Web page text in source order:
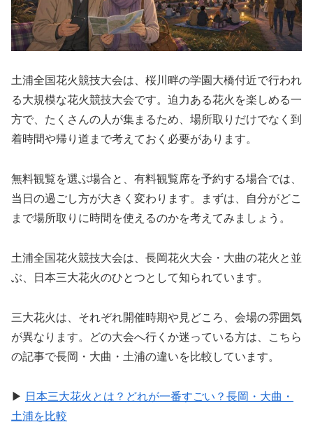
土浦全国花火競技大会は、桜川畔の学園大橋付近で行われ
る大規模な花火競技大会です。迫力ある花火を楽しめる一
方で、たくさんの人が集まるため、場所取りだけでなく到
着時間や帰り道まで考えておく必要があります。
無料観覧を選ぶ場合と、有料観覧席を予約する場合では、
当日の過ごし方が大きく変わります。まずは、自分がどこ
まで場所取りに時間を使えるのかを考えてみましょう。
土浦全国花火競技大会は、長岡花火大会・大曲の花火と並
ぶ、日本三大花火のひとつとして知られています。
三大花火は、それぞれ開催時期や見どころ、会場の雰囲気
が異なります。どの大会へ行くか迷っている方は、こちら
の記事で長岡・大曲・土浦の違いを比較しています。
▶ 日本三大花火とは？どれが一番すごい？長岡・大曲・
土浦を比較